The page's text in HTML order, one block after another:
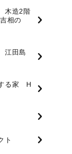
木造2階
相の
江田島
る家 H
ト